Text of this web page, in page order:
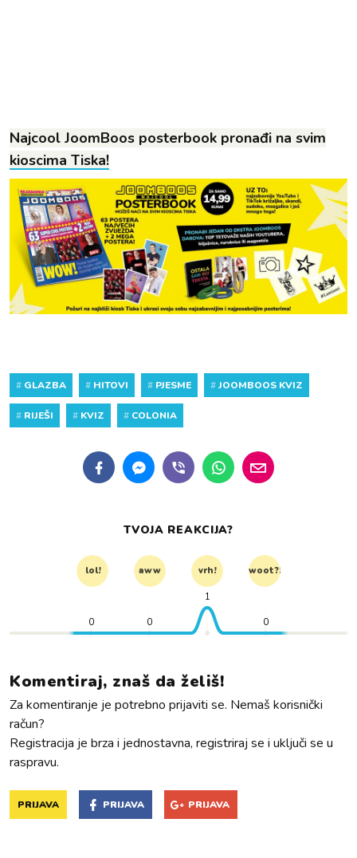
Najcool JoomBoos posterbook pronađi na svim
kioscima Tiska!
# GLAZBA # HITOVI # PJESME #JOOMBOOS KVIZ
# RIJEŠI # KVIZ # COLONIA
TVOJA REAKCIJA?
lol! aww vrh! woot?!
0 0
1
0
Komentiraj, znaš da želiš!
Za komentiranje je potrebno prijaviti se. Nemaš korisnički
račun?
Registracija je brza i jednostavna, registriraj se i uključi se u
raspravu.
PRIJAVA PRIJAVA PRIJAVA